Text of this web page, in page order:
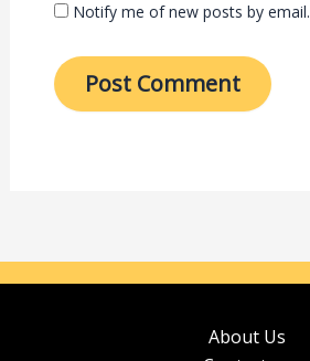
Notify me of new posts by email.
About Us